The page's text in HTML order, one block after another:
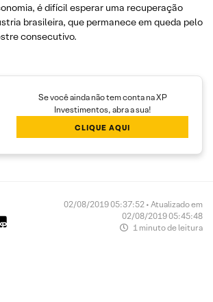
é difícil esperar uma recuperação
brasileira, que permanece em queda pelo
consecutivo.
Se você ainda não tem conta na XP
Investimentos, abra a sua!
CLIQUE AQUI
02/08/2019 05:37:52 • Atualizado em
02/08/2019 05:45:48
1 minuto de leitura